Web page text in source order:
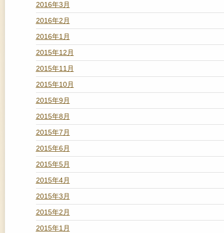
2016年3月
2016年2月
2016年1月
2015年12月
2015年11月
2015年10月
2015年9月
2015年8月
2015年7月
2015年6月
2015年5月
2015年4月
2015年3月
2015年2月
2015年1月